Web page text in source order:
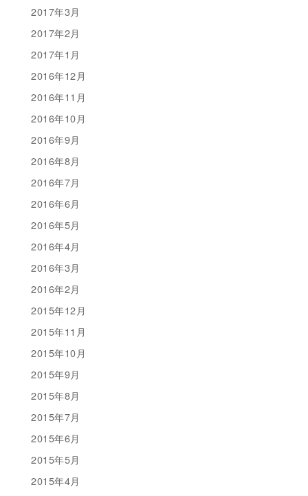
2017年3月
2017年2月
2017年1月
2016年12月
2016年11月
2016年10月
2016年9月
2016年8月
2016年7月
2016年6月
2016年5月
2016年4月
2016年3月
2016年2月
2015年12月
2015年11月
2015年10月
2015年9月
2015年8月
2015年7月
2015年6月
2015年5月
2015年4月